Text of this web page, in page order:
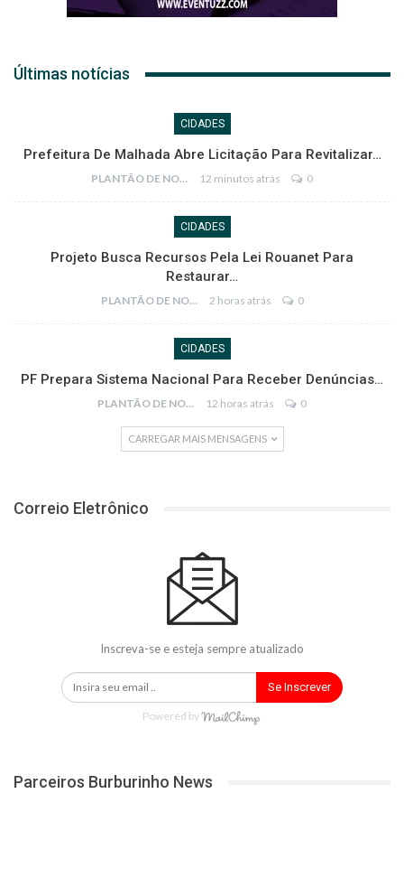
Últimas notícias
CIDADES
Prefeitura De Malhada Abre Licitação Para Revitalizar…
PLANTÃO DE NOTÍCIAS 12 minutos atrás 0
CIDADES
Projeto Busca Recursos Pela Lei Rouanet Para
Restaurar…
PLANTÃO DE NOTÍCIAS 2 horas atrás 0
CIDADES
PF Prepara Sistema Nacional Para Receber Denúncias…
PLANTÃO DE NOTÍCIAS 12 horas atrás 0
CARREGAR MAIS MENSAGENS
Correio Eletrônico
Inscreva-se e esteja sempre atualizado
Se Inscrever
Powered by
Parceiros Burburinho News